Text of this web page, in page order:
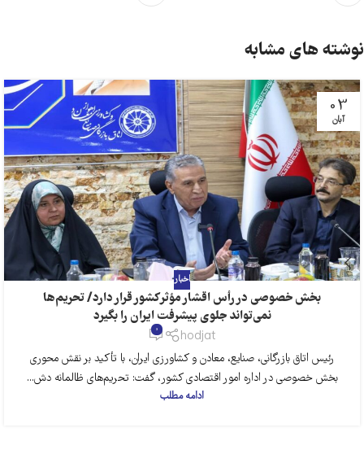
نوشته های مشابه
03
آبان
اخبار
بخش خصوصی در رأس اقشار مؤثر کشور قرار دارد/ تحریم‌ها
نمی‌تواند جلوی پیشرفت ایران را بگیرد
hodjat
0
رئیس اتاق بازرگانی، صنایع، معادن و کشاورزی ایران، با تأکید بر نقش محوری
بخش خصوصی در اداره امور اقتصادی کشور، گفت: تحریم‌های ظالمانه دش...
ادامه مطلب